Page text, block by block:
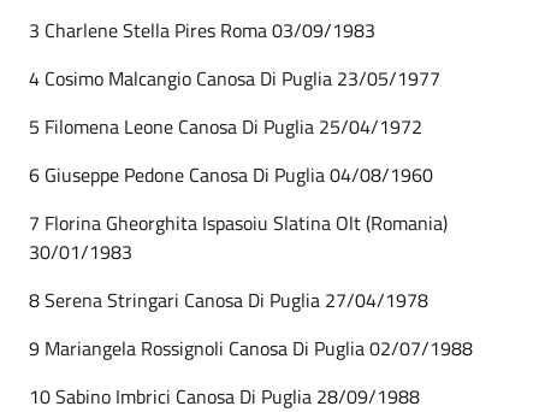
3 Charlene Stella Pires Roma 03/09/1983
4 Cosimo Malcangio Canosa Di Puglia 23/05/1977
5 Filomena Leone Canosa Di Puglia 25/04/1972
6 Giuseppe Pedone Canosa Di Puglia 04/08/1960
7 Florina Gheorghita Ispasoiu Slatina Olt (Romania)
30/01/1983
8 Serena Stringari Canosa Di Puglia 27/04/1978
9 Mariangela Rossignoli Canosa Di Puglia 02/07/1988
10 Sabino Imbrici Canosa Di Puglia 28/09/1988